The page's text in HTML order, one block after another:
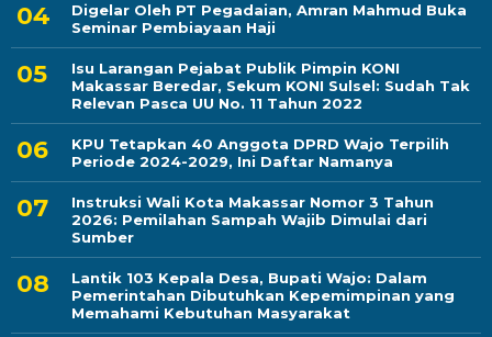
Digelar Oleh PT Pegadaian, Amran Mahmud Buka
Seminar Pembiayaan Haji
Isu Larangan Pejabat Publik Pimpin KONI
Makassar Beredar, Sekum KONI Sulsel: Sudah Tak
Relevan Pasca UU No. 11 Tahun 2022
KPU Tetapkan 40 Anggota DPRD Wajo Terpilih
Periode 2024-2029, Ini Daftar Namanya
Instruksi Wali Kota Makassar Nomor 3 Tahun
2026: Pemilahan Sampah Wajib Dimulai dari
Sumber
Lantik 103 Kepala Desa, Bupati Wajo: Dalam
Pemerintahan Dibutuhkan Kepemimpinan yang
Memahami Kebutuhan Masyarakat